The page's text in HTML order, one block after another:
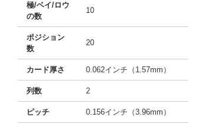
極/ベイ/ロウ
の数
10
ポジション
数
20
カード厚さ 0.062インチ（1.57mm）
列数 2
ピッチ 0.156インチ（3.96mm）